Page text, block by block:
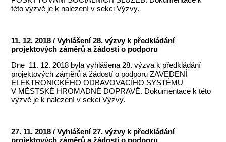
této výzvě je k nalezení v sekci Výzvy.
11. 12. 2018 / Vyhlášení 28. výzvy k předkládání
projektových záměrů a žádostí o podporu
Dne 11. 12. 2018 byla vyhlášena 28. výzva k předkládání
projektových záměrů a žádostí o podporu ZAVEDENÍ
ELEKTRONICKÉHO ODBAVOVACÍHO SYSTÉMU
V MĚSTSKÉ HROMADNÉ DOPRAVĚ. Dokumentace k této
výzvě je k nalezení v sekci Výzvy.
27. 11. 2018 / Vyhlášení 27. výzvy k předkládání
projektových záměrů a žádostí o podporu